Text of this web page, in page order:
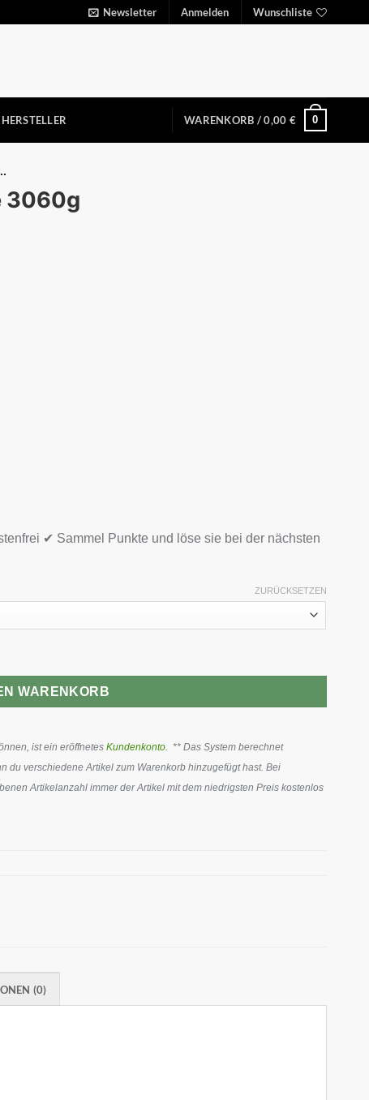
Newsletter Anmelden Wunschliste
HERSTELLER WARENKORB /0,00 € 0
3060g
✔ Sammel Punkte und löse sie bei der nächsten
ZURÜCKSETZEN
WARENKORB
ist ein eröffnetesKundenkonto . ** Das System berechnet
du verschiedene Artikel zum Warenkorb hinzugefügt hast. Bei
Artikelanzahl immer der Artikel mit dem niedrigsten Preis kostenlos
(0)